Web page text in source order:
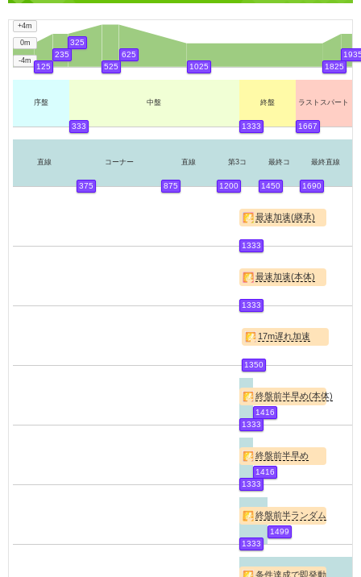
+4m
0m
-4m
125
235
325
525
625
1025
1825
序盤
333
中盤
1333
終盤
1667
ラストスパート
直線
375
コーナー
875
直線
1200
第3コ
1450
最終コ
1690
最終直線
最速加速(継承)
1333
最速加速(本体)
1333
17m遅れ加速
1350
1333
終盤前半早め(本体)
1416
1333
終盤前半早め
1416
1333
終盤前半ランダム
1499
条件達成で即発動